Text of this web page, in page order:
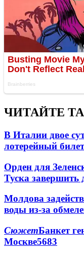
ЧИТАЙТЕ
В Италии двое
лотерейный
Орден для
Туска завершить
Молдова
воды из-за
СюжетБанкет
Москве5683